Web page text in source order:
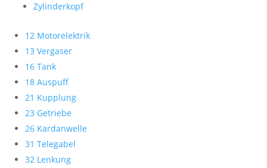
Zylinderkopf
12 Motorelektrik
13 Vergaser
16 Tank
18 Auspuff
21 Kupplung
23 Getriebe
26 Kardanwelle
31 Telegabel
32 Lenkung